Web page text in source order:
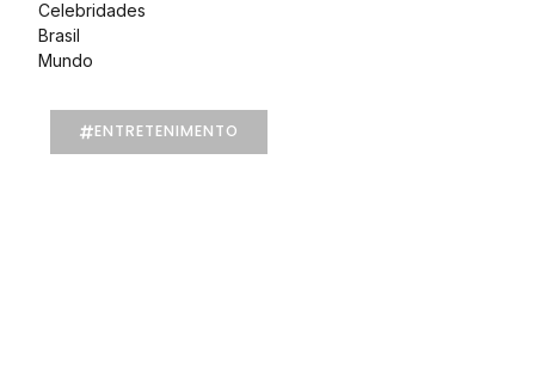
Celebridades
Brasil
Mundo
ENTRETENIMENTO